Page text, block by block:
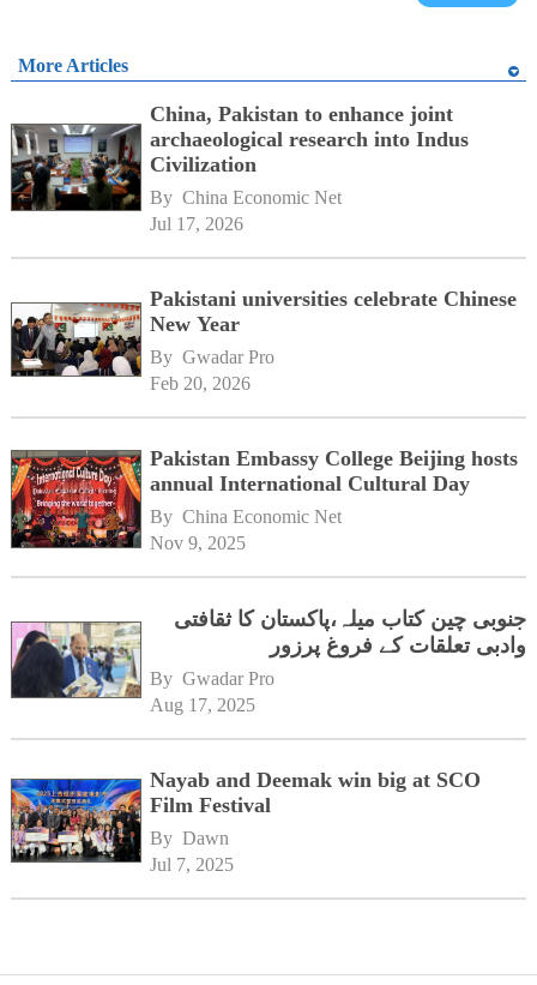
More Articles
China, Pakistan to enhance joint
archaeological research into Indus
Civilization
By China Economic Net
Jul 17, 2026
Pakistani universities celebrate Chinese
New Year
By Gwadar Pro
Feb 20, 2026
Pakistan Embassy College Beijing hosts
annual International Cultural Day
By China Economic Net
Nov 9, 2025
جنوبی چین کتاب میلہ،پاکستان کا ثقافتی
وادبی تعلقات کے فروغ پرزور
By Gwadar Pro
Aug 17, 2025
Nayab and Deemak win big at SCO
Film Festival
By Dawn
Jul 7, 2025